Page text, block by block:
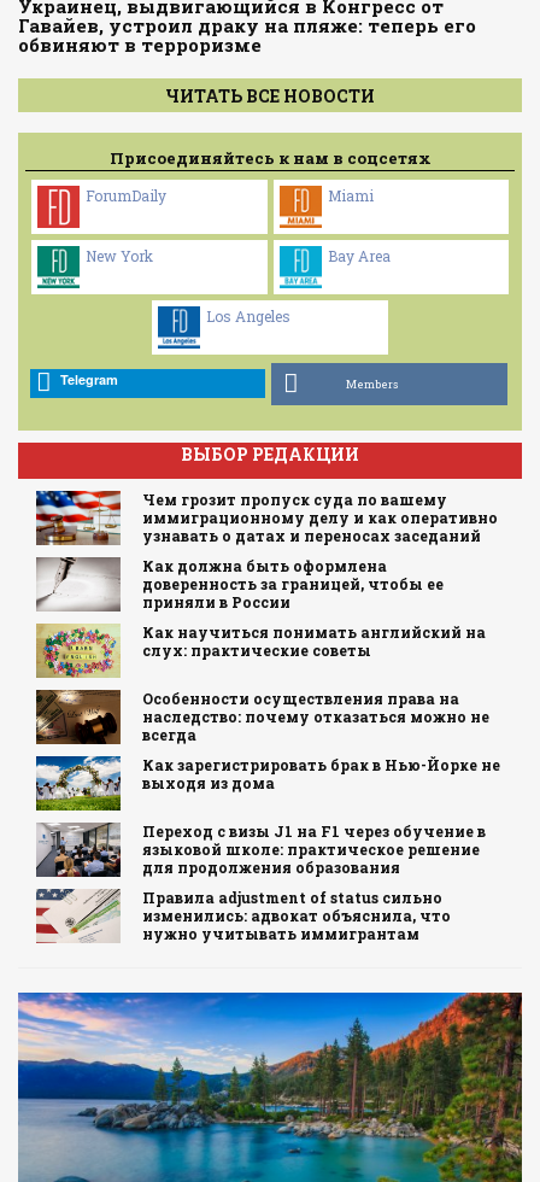
Украинец, выдвигающийся в Конгресс от
Гавайев, устроил драку на пляже: теперь его
обвиняют в терроризме
ЧИТАТЬ ВСЕ НОВОСТИ
Присоединяйтесь к нам в соцсетях
ForumDaily Miami
New York Bay Area
Los Angeles
Telegram Members
ВЫБОР РЕДАКЦИИ
Чем грозит пропуск суда по вашему
иммиграционному делу и как оперативно
узнавать о датах и переносах заседаний
Как должна быть оформлена
доверенность за границей, чтобы ее
приняли в России
Как научиться понимать английский на
слух: практические советы
Особенности осуществления права на
наследство: почему отказаться можно не
всегда
Как зарегистрировать брак в Нью-Йорке не
выходя из дома
Переход с визы J1 на F1 через обучение в
языковой школе: практическое решение
для продолжения образования
Правила adjustment of status сильно
изменились: адвокат объяснила, что
нужно учитывать иммигрантам